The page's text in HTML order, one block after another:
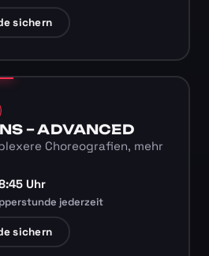
sichern
– ADVANCED
Choreografien, mehr
Uhr
jederzeit
sichern